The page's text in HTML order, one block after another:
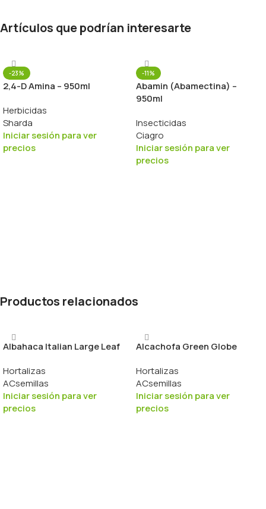
Artículos que podrían interesarte
-23%
2,4-D Amina – 950ml
Herbicidas
Sharda
Iniciar sesión para ver
precios
-11%
Abamin (Abamectina) –
950ml
Insecticidas
Ciagro
Iniciar sesión para ver
precios
Productos relacionados
Albahaca Italian Large Leaf
Hortalizas
ACsemillas
Iniciar sesión para ver
precios
Alcachofa Green Globe
Hortalizas
ACsemillas
Iniciar sesión para ver
precios